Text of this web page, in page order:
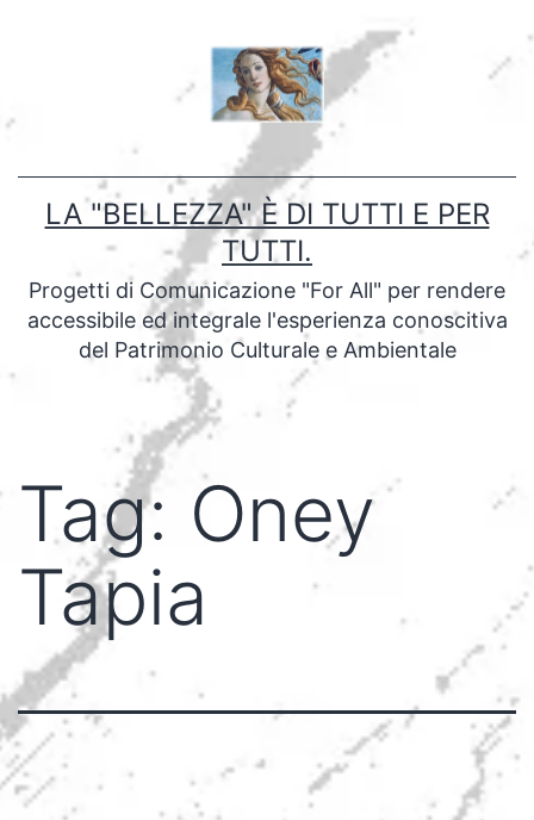
LA "BELLEZZA" È DI TUTTI E PER
TUTTI.
Progetti di Comunicazione "For All" per rendere
accessibile ed integrale l'esperienza conoscitiva
del Patrimonio Culturale e Ambientale
Tag: Oney
Tapia